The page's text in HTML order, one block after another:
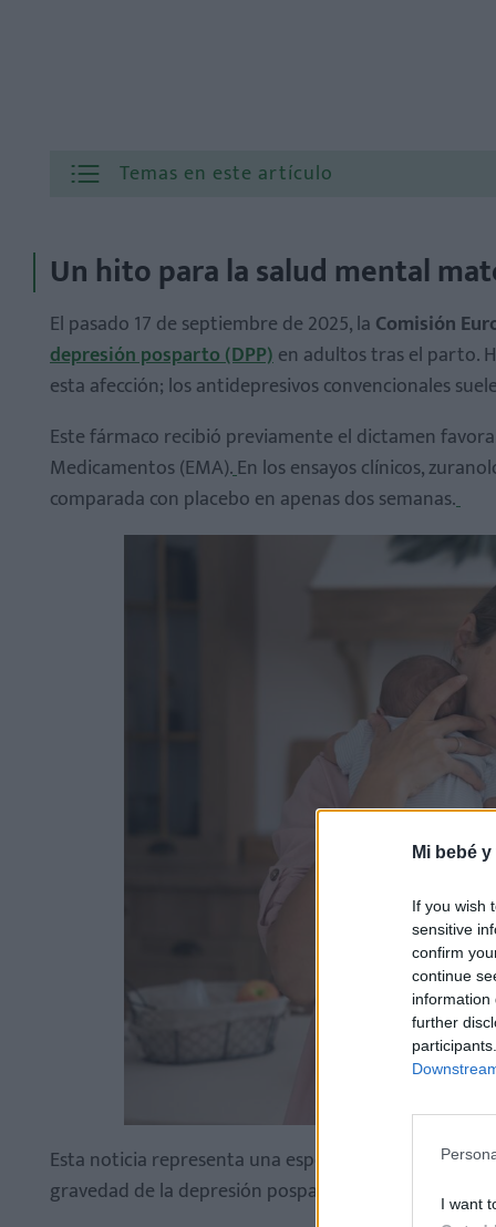
Mi bebé
If you wish
sensitive
confirm
continue
information
further
I want
Temas en este artículo
¿Quiénes la pueden sufrir?
Un hito para la salud mental
El pasado 17 de septiembre de 2025, la Comisión
depresión posparto (DPP)en adultos tras el parto.
esta afección; los antidepresivos convencionales
Este fármaco recibió previamente el dictamen
Medicamentos (EMA).En los ensayos clínicos,
comparada con placebo en apenas dos semanas.
Esta noticia representa una esperanza para muchas
gravedad de la depresión posparto y que se buscan